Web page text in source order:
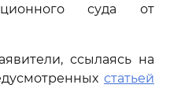
суда от
ссылаясь на
статьей